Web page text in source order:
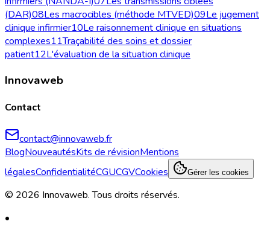
(DAR)08Les macrocibles (méthode MTVED)09Le jugement
clinique infirmier10Le raisonnement clinique en situations
complexes11Traçabilité des soins et dossier
patient12L'évaluation de la situation clinique
Innovaweb
Contact
contact@innovaweb.fr
BlogNouveautésKits de révisionMentions
légalesConfidentialitéCGUCGVCookies Gérer les cookies
© 2026 Innovaweb.Tous droits réservés.
•